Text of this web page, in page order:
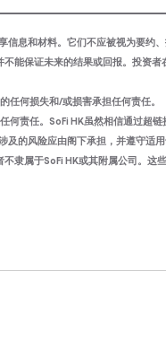
息和材料。它们不应被视为要约
能保证未来的结果或回报。投资
任何损失和/或损害承担任何责任。
责任。SoFi HK虽然相信通过超
的风险应由阁下承担，并遵守适
属于SoFi HK或其附属公司。这